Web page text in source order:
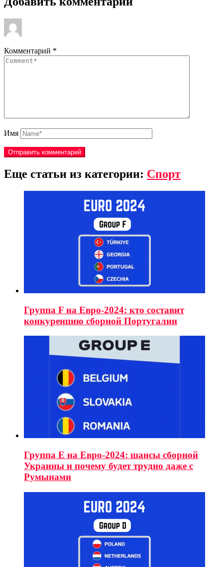
Комментарий *
Имя
Еще статьи из категории: Спорт
Группа F на Евро-2024: кто составит
конкуренцию сборной Португалии
Группа E на Евро-2024: шансы сборной
Украины и почему будет трудно даже с
Румынами